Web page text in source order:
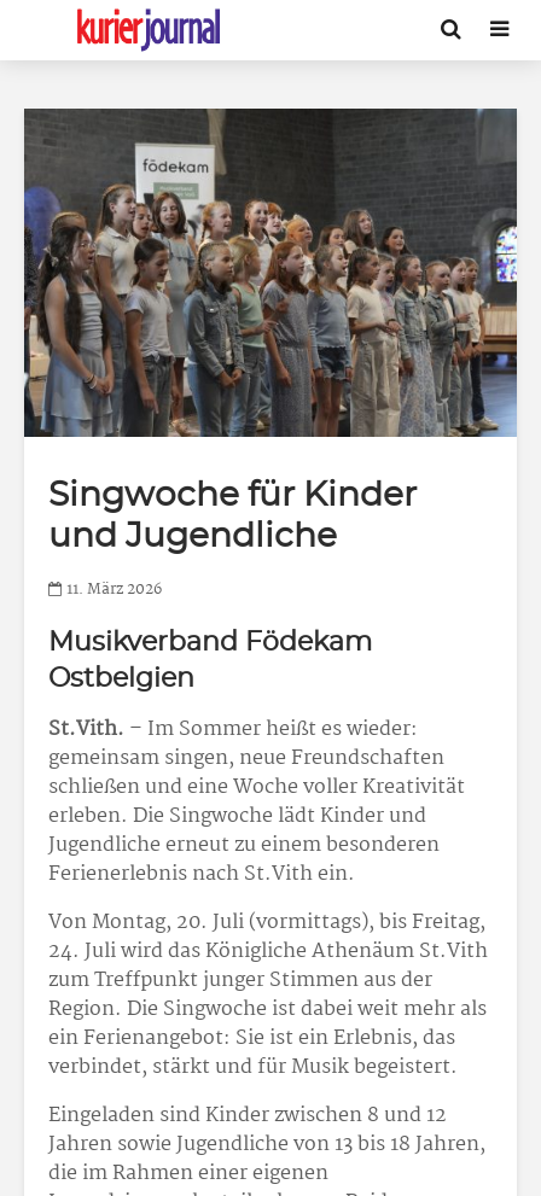
Singwoche für Kinder
und Jugendliche
11. März 2026
Musikverband Födekam
Ostbelgien
St.Vith. – Im Sommer heißt es wieder:
gemeinsam singen, neue Freundschaften
schließen und eine Woche voller Kreativität
erleben. Die Singwoche lädt Kinder und
Jugendliche erneut zu einem besonderen
Ferienerlebnis nach St.Vith ein.
Von Montag, 20. Juli (vormittags), bis Freitag,
24. Juli wird das Königliche Athenäum St.Vith
zum Treffpunkt junger Stimmen aus der
Region. Die Singwoche ist dabei weit mehr als
ein Ferienangebot: Sie ist ein Erlebnis, das
verbindet, stärkt und für Musik begeistert.
Eingeladen sind Kinder zwischen 8 und 12
Jahren sowie Jugendliche von 13 bis 18 Jahren,
die im Rahmen einer eigenen